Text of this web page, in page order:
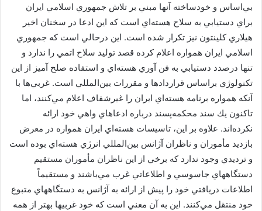
بي‌اساس و خودساخته آنها مبني بر تلاش جمهوري اسلامي ايران
براي دستيابي به سلاح هسته‌اي است كه اين ادعا در سخنان اخير
هيلاري كلينتون نيز تكرار شده است. اين درحالي است كه جمهوري
اسلامي ايران همواره اعلام كرده قصد توليد سلاح اتمي را ندارد و
تنها درصدد دستيابي به فن آوري هسته‌اي و استفاده صلح آميز از اين
تكنولوژي براساس قراردادها و مقررات بين‌المللي است. غربي‌ها با
آنكه همواره برنامه هسته‌اي ايران را غيرشفاف اعلام مي‌كنند، اما
تاكنون يك سند محكمه‌پسند درباره ادعاهاي واهي خود ارائه
نكرده‌اند. علاوه بر اين، تاسيسات هسته‌اي ايران همواره در معرض
بازديد مأموران و ناظران آژانس بين‌المللي انرژي هسته‌اي بوده است
و ترديدي وجود ندارد كه برخي از اين ناظران مأموران مستقيم
دستگاههاي جاسوسي و اطلاعاتي غرب مي‌باشند و مستقيماً
اطلاعات دريافتي خود را پيش از ارائه به آژانس به دستگاههاي متبوع
خود منتقل مي‌كنند. اين به آن معني است كه خود غربيها بهتر از همه